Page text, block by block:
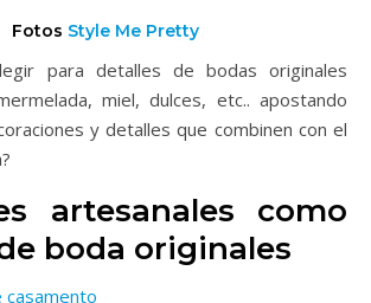
Fotos Style Me Pretty
para detalles de bodas originales
miel, dulces, etc.. apostando
y detalles que combinen con el
artesanales como
boda originales